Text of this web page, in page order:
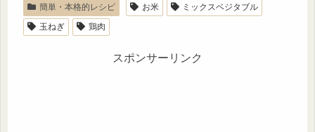
簡単・本格的レシピ お米
ミックスベジタブル
玉ねぎ
鶏肉
スポンサーリンク